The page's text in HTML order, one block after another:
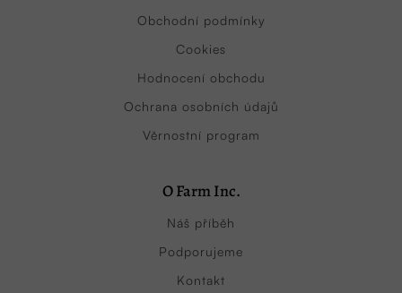
Obchodní podmínky
Cookies
Hodnocení obchodu
Ochrana osobních údajů
Věrnostní program
O Farm Inc.
Náš příběh
Podporujeme
Kontakt